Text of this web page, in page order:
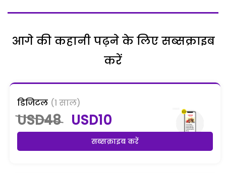
आगे की कहानी पढ़ने के लिए सब्सक्राइब
करें
डिजिटल (1 साल)
USD48 USD10
सब्सक्राइब करें